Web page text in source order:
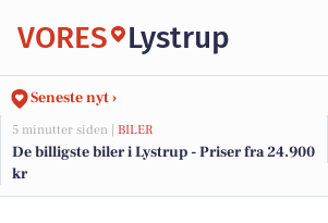
VORES Lystrup
Seneste nyt ›
5 minutter siden | BILER
De billigste biler i Lystrup - Priser fra 24.900
kr